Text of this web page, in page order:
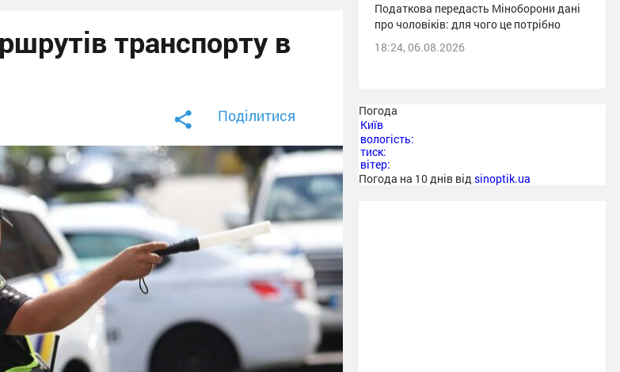
транспорту в
Поділитися
Податкова передасть Міноборони дані
про чоловіків: для чого це потрібно
18:24, 06.08.2026
Погода
Київ
вологість:
тиск:
вітер:
Погода на 10 днів від sinoptik.ua